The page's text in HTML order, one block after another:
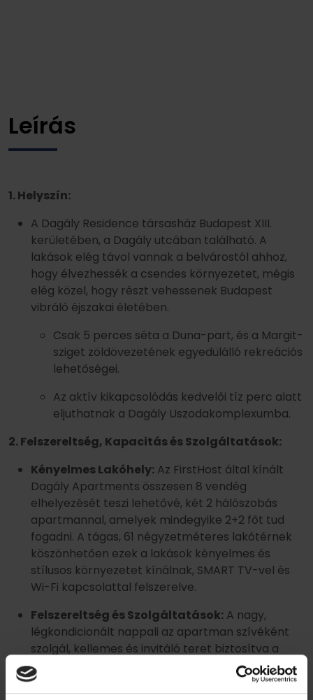
Leírás
1. Helyszín:
A Dagály Residence társasház Budapest XIII.
kerületében, a Dagály utcában található. A
lakások elég távol vannak a belvárostól ahhoz,
hogy élvezhessék a csendes környezetet, mégis
elég közel, hogy részt vehessenek Budapest
vibráló éjszakai életében.
Csak 5 perces séta a Duna-part, és a Margit-
sziget zöldövezetének egyedülálló rekreációs
lehetőségei.
Az aktív kikapcsolódás kedvelői tíz perc alatt
eljuthatnak a Dagály Uszodakomplexumba.
2. Felszereltség, Kapacitás és Szolgáltatások:
Kényelmes Lakóhely: Az FirstHost által kínált
Dagály Apartments összesen 8 vendég
elhelyezését teszi lehetővé, két 2 hálószobás
apartmannal, amelyek mindegyike 2+2 főt tud
fogadni. A tágas, 61 négyzetméteres lakótérnek
köszönhetően ezek a lakások kényelmes és
stílusos környezetet kínálnak, SMART TV-vel és
Wi-Fi kapcsolattal felszerelve.
Felszereltség és Szolgáltatások: A nagy,
légkondicionált nappali az apartman szívéként
szolgál, kellemes és invitáló teret biztosítva a
pihenéshez és vendégek fogadásához. A nappali
teljesen felszerelt konyhával kapcsolódik össze.